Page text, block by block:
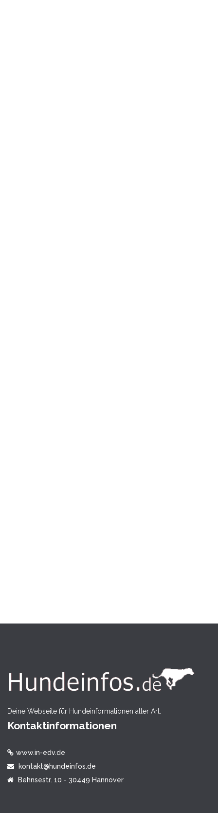
Deine Webseite für Hundeinformationen aller Art.
Kontaktinformationen
www.in-edv.de
kontakt@hundeinfos.de
Behnsestr. 10 - 30449 Hannover